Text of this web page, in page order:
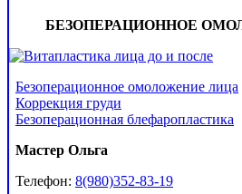
БЕЗОПЕРАЦИОННОЕ
Безоперационное омоложение лица
Коррекция груди
Безоперационная блефаропластика
Мастер Ольга
Телефон: 8(980)352-83-19